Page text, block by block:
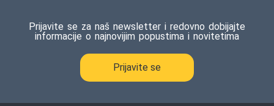
Prijavite se za naš newsletter i redovno dobijajte
informacije o najnovijim popustima i novitetima
Prijavite se